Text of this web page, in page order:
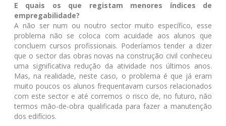
E quais os que registam menores índices de
empregabilidade?
A não ser num ou noutro sector muito específico, esse
problema não se coloca com acuidade aos alunos que
concluem cursos profissionais. Poderíamos tender a dizer
que o sector das obras novas na construção civil conheceu
uma significativa redução da atividade nos últimos anos.
Mas, na realidade, neste caso, o problema é que já eram
muito poucos os alunos frequentavam cursos relacionados
com este sector e até corremos o risco de, no futuro, não
termos mão-de-obra qualificada para fazer a manutenção
dos edifícios.